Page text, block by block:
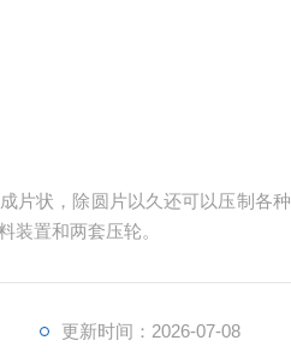
片状，除圆片以久还可以压制各
装置和两套压轮。
更新时间：2026-07-08